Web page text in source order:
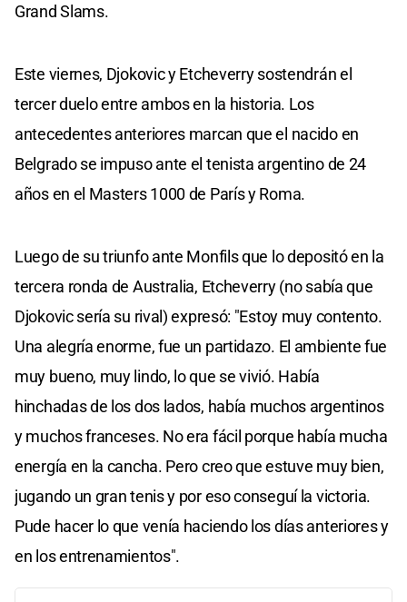
Grand Slams.
Este viernes, Djokovic y Etcheverry sostendrán el
tercer duelo entre ambos en la historia. Los
antecedentes anteriores marcan que el nacido en
Belgrado se impuso ante el tenista argentino de 24
años en el Masters 1000 de París y Roma.
Luego de su triunfo ante Monfils que lo depositó en la
tercera ronda de Australia, Etcheverry (no sabía que
Djokovic sería su rival) expresó: "Estoy muy contento.
Una alegría enorme, fue un partidazo. El ambiente fue
muy bueno, muy lindo, lo que se vivió. Había
hinchadas de los dos lados, había muchos argentinos
y muchos franceses. No era fácil porque había mucha
energía en la cancha. Pero creo que estuve muy bien,
jugando un gran tenis y por eso conseguí la victoria.
Pude hacer lo que venía haciendo los días anteriores y
en los entrenamientos".